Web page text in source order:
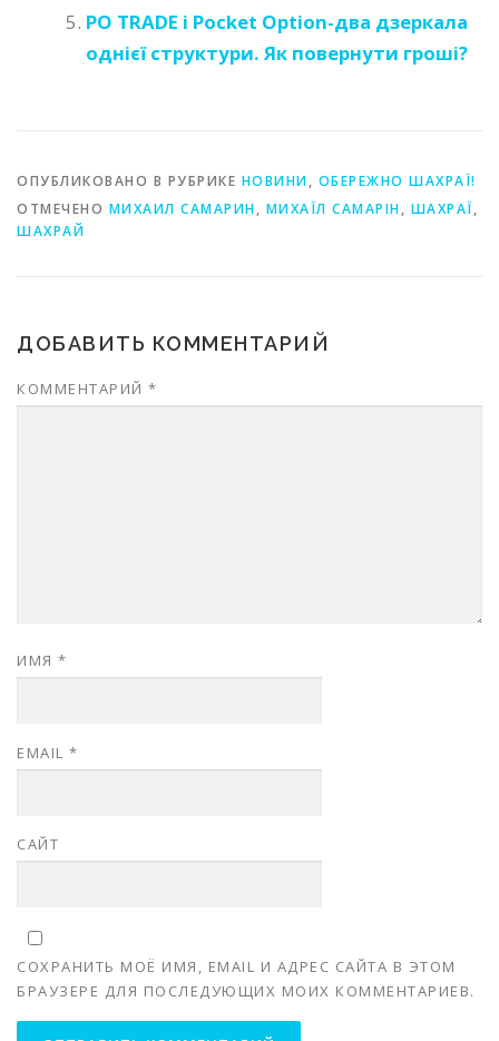
PO TRADE і Pocket Option-два дзеркала
однієї структури. Як повернути гроші?
ОПУБЛИКОВАНО В РУБРИКЕ НОВИНИ, ОБЕРЕЖНО ШАХРАЇ!
ОТМЕЧЕНО МИХАИЛ САМАРИН, МИХАЇЛ САМАРІН, ШАХРАЇ,
ШАХРАЙ
ДОБАВИТЬ КОММЕНТАРИЙ
КОММЕНТАРИЙ *
ИМЯ *
EMAIL *
САЙТ
СОХРАНИТЬ МОЁ ИМЯ, EMAIL И АДРЕС САЙТА В ЭТОМ
БРАУЗЕРЕ ДЛЯ ПОСЛЕДУЮЩИХ МОИХ КОММЕНТАРИЕВ.